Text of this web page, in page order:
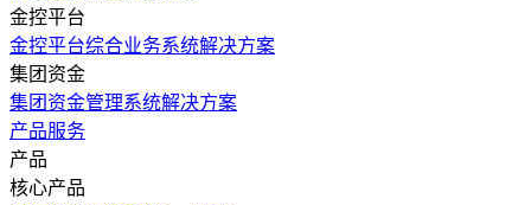
金控平台
金控平台综合业务系统解决方案
集团资金
集团资金管理系统解决方案
产品服务
产品
核心产品